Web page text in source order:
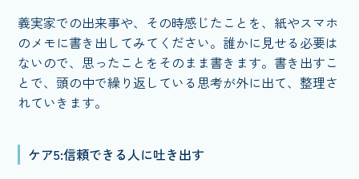
義実家での出来事や、その時感じたことを、紙やスマホ
のメモに書き出してみてください。誰かに見せる必要は
ないので、思ったことをそのまま書きます。書き出すこ
とで、頭の中で繰り返している思考が外に出て、整理さ
れていきます。
ケア5:信頼できる人に吐き出す